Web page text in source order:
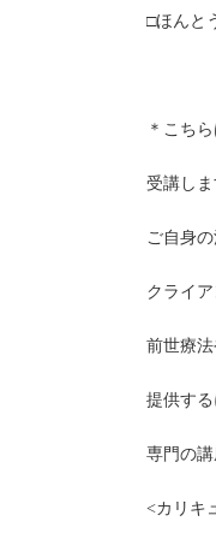
□ほんと
＊こち
受講し
ご自身
クライ
前世療
提供す
専門の講
<カリキ